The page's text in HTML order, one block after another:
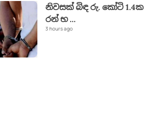
නිවසක් බිඳ රු. කෝටි 1.4ක
රන් භ...
3 hours ago